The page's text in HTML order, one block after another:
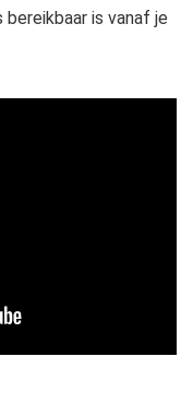
is vanaf je